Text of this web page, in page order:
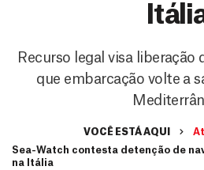
Recurso legal visa liberação
que embarcação volte a
VOCÊ ESTÁ AQUI
Sea-Watch contesta detenção de
na Itália